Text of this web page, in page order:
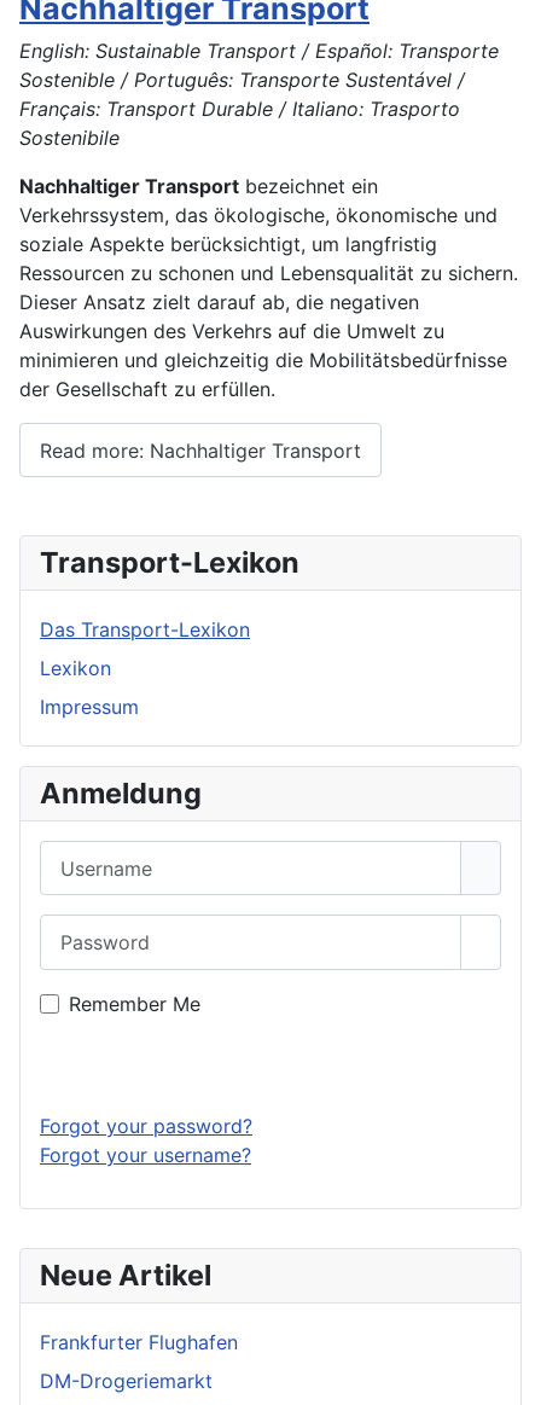
Neue Artikel
Frankfurter Flughafen
DM-Drogeriemarkt
Nachhaltiger Transport
English: Sustainable Transport / Español: Transporte
Sostenible / Português: Transporte Sustentável /
Français: Transport Durable / Italiano: Trasporto
Sostenibile
Nachhaltiger Transport bezeichnet ein
Verkehrssystem, das ökologische, ökonomische und
soziale Aspekte berücksichtigt, um langfristig
Ressourcen zu schonen und Lebensqualität zu sichern.
Dieser Ansatz zielt darauf ab, die negativen
Auswirkungen des Verkehrs auf die Umwelt zu
minimieren und gleichzeitig die Mobilitätsbedürfnisse
der Gesellschaft zu erfüllen.
Read more: Nachhaltiger Transport
Transport-Lexikon
Das Transport-Lexikon
Lexikon
Impressum
Anmeldung
Remember Me
Forgot your password?
Forgot your username?